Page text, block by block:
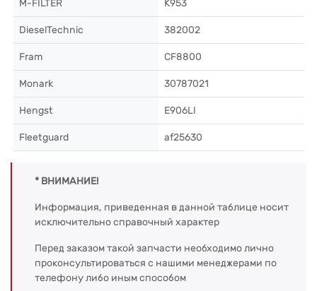
M-FILTER K953
DieselTechnic 382002
Fram CF8800
Monark 30787021
Hengst E906LI
Fleetguard af25630
* ВНИМАНИЕ!
Информация, приведенная в данной таблице носит
исключительно справочный характер
Перед заказом такой запчасти необходимо лично
проконсультироваться с нашими менеджерами по
телефону либо иным способом